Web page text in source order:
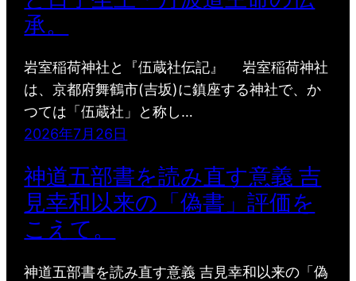
承。
岩室稲荷神社と『伍蔵社伝記』 岩室稲荷神社
は、京都府舞鶴市(吉坂)に鎮座する神社で、か
つては「伍蔵社」と称し…
2026年7月26日
神道五部書を読み直す意義 吉
見幸和以来の「偽書」評価を
こえて。
神道五部書を読み直す意義 吉見幸和以来の「偽